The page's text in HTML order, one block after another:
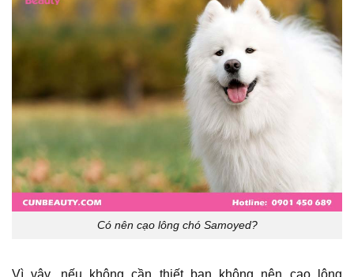
Có nên cạo lông chó Samoyed?
Vì vậy, nếu không cần thiết bạn không nên cạo lông